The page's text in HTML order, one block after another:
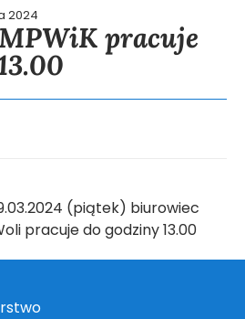
2024
pracuje
(piątek) biurowiec
pracuje do godziny 13.00